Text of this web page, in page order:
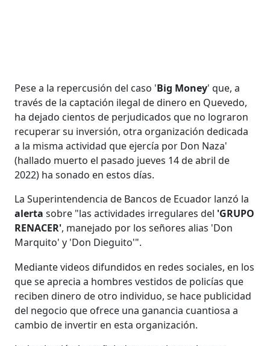
Pese a la repercusión del caso 'Big Money' que, a
través de la captación ilegal de dinero en Quevedo,
ha dejado cientos de perjudicados que no lograron
recuperar su inversión, otra organización dedicada
a la misma actividad que ejercía por Don Naza'
(hallado muerto el pasado jueves 14 de abril de
2022) ha sonado en estos días.
La Superintendencia de Bancos de Ecuador lanzó la
alertasobre "las actividades irregulares del 'GRUPO
RENACER', manejado por los señores alias 'Don
Marquito' y 'Don Dieguito'".
Mediante videos difundidos en redes sociales, en los
que se aprecia a hombres vestidos de policías que
reciben dinero de otro individuo, se hace publicidad
del negocio que ofrece una ganancia cuantiosa a
cambio de invertir en esta organización.